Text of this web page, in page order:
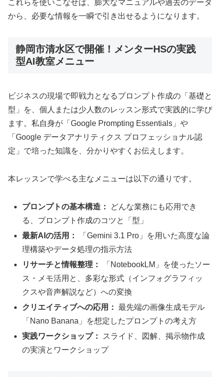
これらを使いこなせば、膨大なマニュアルや過去のデータ
から、必要な情報を一瞬で引き出せるようになります。
静岡市清水区で開催！メンターHSの実践
型AI教室メニュー
ビジネスの現場で即戦力となるプロンプト作成の「基礎と
型」を、個人または少人数のレッスン形式で実践的に学び
ます。私自身が「Google Prompting Essentials」や
「Google データアナリティクス プロフェッショナル認
定」で培った知識を、分かりやすくお伝えします。
本レッスンで学べる主なメニューは以下の通りです。
プロンプトの基本構造：
どんな業務にも応用でき
る、プロンプト作成のコツと「型」
最新AIの活用：
「Gemini 3.1 Pro」を用いた高度な論
理構築やデータ処理の指示方法
リサーチと情報整理：
「NotebookLM」を使ったソー
ス・メモ活用と、多彩な形式（インフォグラフィッ
クスや音声解説など）への変換
クリエイティブへの応用： 最先端の画像生成モデル
「Nano Banana」を想定したプロンプトの考え方
実践ワークショップ：
スライド、図解、掲示物作成
の実演とワークショップ